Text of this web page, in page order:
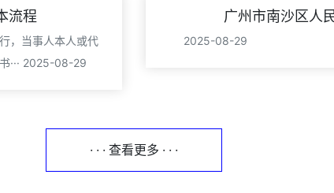
流程
，当事人本人或代
··· 2025-08-29
广州市南沙区人
2025-08-29
· · · 查看更多 · · ·